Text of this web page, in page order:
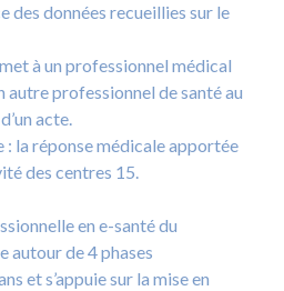
des données recueillies sur le
à un professionnel médical
autre professionnel de santé au
acte.
: la réponse médicale apportée
des centres 15.
en e-santé du
autour de 4 phases
et s’appuie sur la mise en